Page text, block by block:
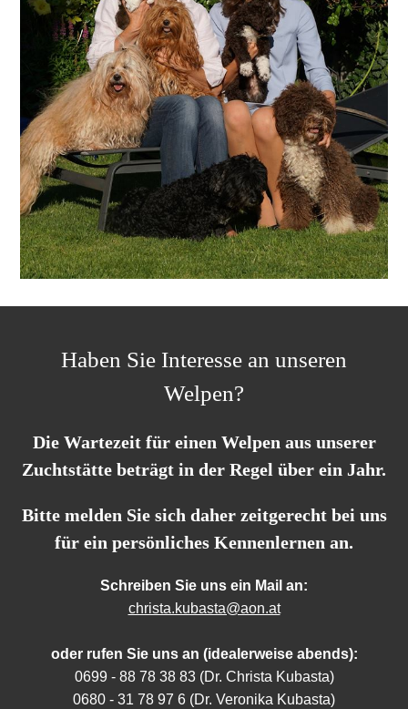
Haben Sie Interesse an unseren
Welpen?
Die Wartezeit für einen Welpen aus unserer
Zuchtstätte beträgt in der Regel über ein Jahr.
Bitte melden Sie sich daher zeitgerecht bei uns
für ein persönliches Kennenlernen an.
Schreiben Sie uns ein Mail an:
christa.kubasta@aon.at
oder rufen Sie uns an (idealerweise abends):
0699 - 88 78 38 83 (Dr. Christa Kubasta)
0680 - 31 78 97 6 (Dr. Veronika Kubasta)